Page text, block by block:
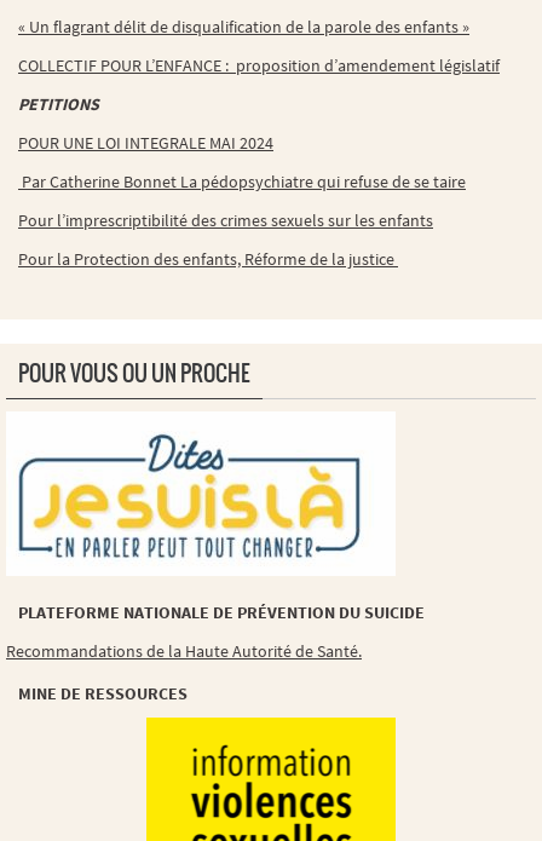
« Un flagrant délit de disqualification de la parole des enfants »
COLLECTIF POUR L’ENFANCE : proposition d’amendement législatif
PETITIONS
POUR UNE LOI INTEGRALE MAI 2024
Par Catherine Bonnet La pédopsychiatre qui refuse de se taire
Pour l’imprescriptibilité des crimes sexuels sur les enfants
Pour la Protection des enfants, Réforme de la justice
POUR VOUS OU UN PROCHE
PLATEFORME NATIONALE DE PRÉVENTION DU SUICIDE
Recommandations de la Haute Autorité de Santé.
MINE DE RESSOURCES